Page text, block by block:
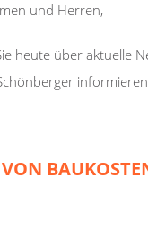
und Herren,
heute über aktuelle